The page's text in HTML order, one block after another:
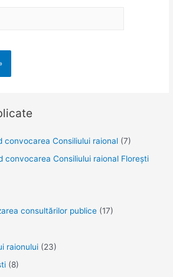
convocarea Consiliului raional (7)
convocarea Consiliului raional Florești
consultărilor publice (17)
raionului (23)
(8)